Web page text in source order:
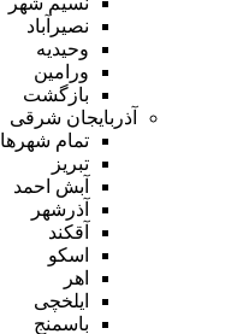
نصیرآباد
وحیدیه
ورامین
بازگشت
آذربایجان شرقی
تمام شهر‌ها
تبریز
آبش احمد
آذرشهر
آقکند
اسکو
اهر
ایلخچی
باسمنج